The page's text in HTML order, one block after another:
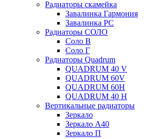
Радиаторы скамейка
Завалинка Гармония
Завалинка РС
Радиаторы СОЛО
Соло В
Соло Г
Радиаторы Quadrum
QUADRUM 40 V
QUADRUM 60V
QUADRUM 60H
QUADRUM 40 H
Вертикальные радиаторы
Зеркало
Зеркало А40
Зеркало П